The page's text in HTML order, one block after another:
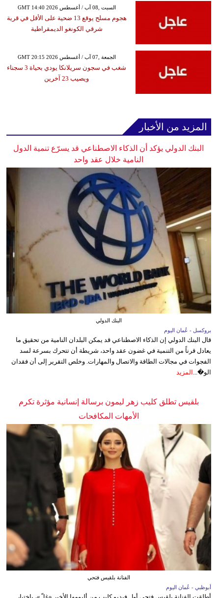
GMT 14:40 2026 السبت ,08 آب / أغسطس
هجوم مسلح يوقع 13 ضحية على الأقل في قرية
شرقي الكونغو الديمقراطية
GMT 20:15 2026 الجمعة ,07 آب / أغسطس
شغب في سجون سريلانكا يودي بحياة 3 سجناء
ويصيب 23 آخرين
المزيد من الأخبار
البنك الدولي يؤكد أن الذكاء الاصطناعي قد يسرّع تنمية الدول
النامية خلال عقد واحد
البنك الدولي
بروكسل - عُمان اليوم
قال البنك الدولي إن الذكاء الاصطناعي قد يمكن البلدان النامية من تحقيق ما
يعادل قرناً من التنمية في غضون عقد واحد، شريطة أن تتحرك بسرعة لسد
الفجوات في مجالات الطاقة والاتصال والمهارات. وخلص التقرير إلى أن فقدان
الو�... المزيد
بلقيس تطلق كليب زهر ليمون برسالة إنسانية مؤثرة تكرم
الأمهات المكافحات
الفنانة بلقيس فتحي
أبوظبي - عُمان اليوم